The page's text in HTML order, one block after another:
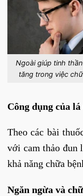
Ngoài giúp tinh
tăng trong việc
Công dụng của
Theo các bài
với cam thảo đun
khả năng chữa
Ngăn ngừa và